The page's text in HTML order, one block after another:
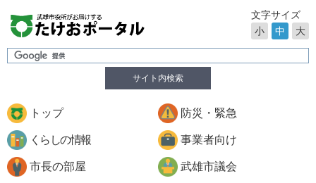
サイト内検索
文字サイズ
小
中 大
トップ 防災・緊急
くらしの情報 事業者向け
市長の部屋 武雄市議会